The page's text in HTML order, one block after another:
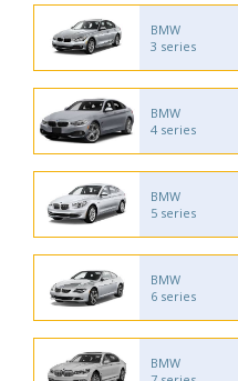
BMW
3 series
BMW
4 series
BMW
5 series
BMW
6 series
BMW